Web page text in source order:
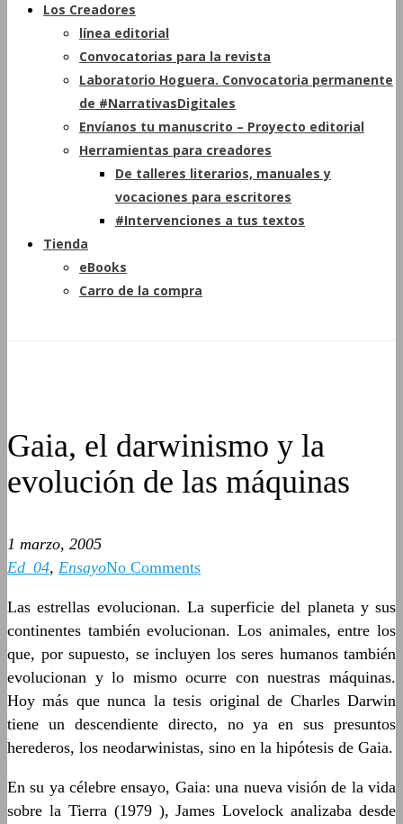
Los Creadores
línea editorial
Convocatorias para la revista
Laboratorio Hoguera. Convocatoria permanente
de #NarrativasDigitales
Envíanos tu manuscrito – Proyecto editorial
Herramientas para creadores
De talleres literarios, manuales y
vocaciones para escritores
#Intervenciones a tus textos
Tienda
eBooks
Carro de la compra
Gaia, el darwinismo y la
evolución de las máquinas
1 marzo, 2005
Ed_04, EnsayoNo Comments
Las estrellas evolucionan. La superficie del planeta y sus
continentes también evolucionan. Los animales, entre los
que, por supuesto, se incluyen los seres humanos también
evolucionan y lo mismo ocurre con nuestras máquinas.
Hoy más que nunca la tesis original de Charles Darwin
tiene un descendiente directo, no ya en sus presuntos
herederos, los neodarwinistas, sino en la hipótesis de Gaia.
En su ya célebre ensayo, Gaia: una nueva visión de la vida
sobre la Tierra (1979 ), James Lovelock analizaba desde